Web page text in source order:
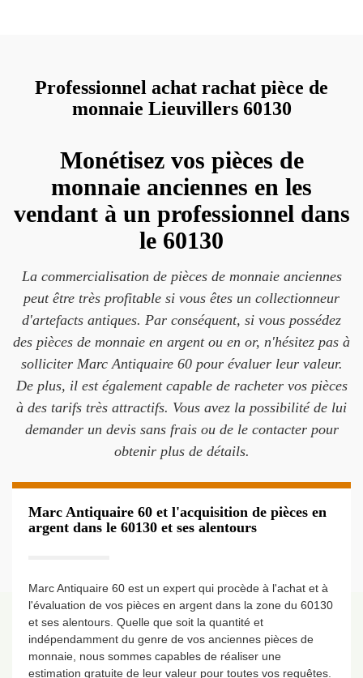
Professionnel achat rachat pièce de
monnaie Lieuvillers 60130
Monétisez vos pièces de
monnaie anciennes en les
vendant à un professionnel dans
le 60130
La commercialisation de pièces de monnaie anciennes
peut être très profitable si vous êtes un collectionneur
d'artefacts antiques. Par conséquent, si vous possédez
des pièces de monnaie en argent ou en or, n'hésitez pas à
solliciter Marc Antiquaire 60 pour évaluer leur valeur.
De plus, il est également capable de racheter vos pièces
à des tarifs très attractifs. Vous avez la possibilité de lui
demander un devis sans frais ou de le contacter pour
obtenir plus de détails.
Marc Antiquaire 60 et l'acquisition de pièces en
argent dans le 60130 et ses alentours
Marc Antiquaire 60 est un expert qui procède à l'achat et à
l'évaluation de vos pièces en argent dans la zone du 60130
et ses alentours. Quelle que soit la quantité et
indépendamment du genre de vos anciennes pièces de
monnaie, nous sommes capables de réaliser une
estimation gratuite de leur valeur pour toutes vos requêtes.